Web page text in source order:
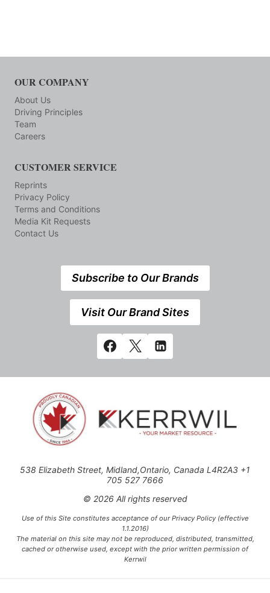
OUR COMPANY
About Us
Driving Principles
Team
Careers
CUSTOMER SERVICE
Reprints
Privacy Policy
Terms and Conditions
Media Kit Requests
Contact Us
Subscribe to Our Brands
Visit Our Brand Sites
538 Elizabeth Street, Midland,Ontario, Canada L4R2A3 +1
705 527 7666
© 2026 All rights reserved
Use of this Site constitutes acceptance of our Privacy Policy (effective
1.1.2016)
The material on this site may not be reproduced, distributed, transmitted,
cached or otherwise used, except with the prior written permission of
Kerrwil